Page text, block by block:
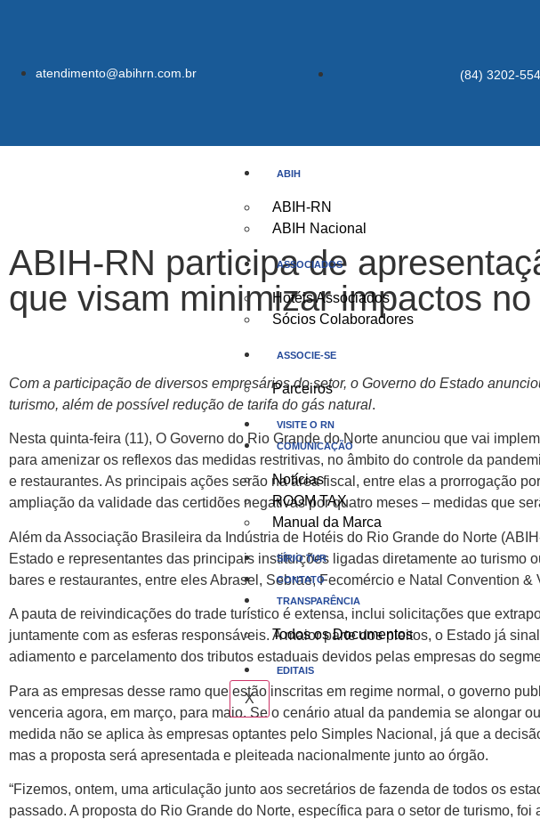
atendimento@abihrn.com.br (84) 3202-
ABIH
ABIH-RN
ABIH Nacional
ASSOCIADOS
Hotéis Associados
Sócios Colaboradores
ASSOCIE-SE
Parceiros
VISITE O RN
COMUNICAÇÃO
Notícias
ROOM TAX
Manual da Marca
SÍRIO TUR
CONTATO
TRANSPARÊNCIA
Todos os Documentos
EDITAIS
X
ABIH-RN participa de
que visam minimizar impactos
Com a participação de diversos empresários do setor, o Governo do Estado
turismo, além de possível redução de tarifa do gás natural.
Nesta quinta-feira (11), O Governo do Rio Grande do Norte anunciou que vai
para amenizar os reflexos das medidas restritivas, no âmbito do controle da
e restaurantes. As principais ações serão na área fiscal, entre elas a prorrogação
ampliação da validade das certidões negativas por quatro meses – medidas que
Além da Associação Brasileira da Indústria de Hotéis do Rio Grande do Norte
Estado e representantes das principais instituições ligadas diretamente ao
bares e restaurantes, entre eles Abrasel, Sebrae, Fecomércio e Natal Convention &
A pauta de reivindicações do trade turístico é extensa, inclui solicitações que
juntamente com as esferas responsáveis. A maior parte dos pleitos, o Estado já
adiamento e parcelamento dos tributos estaduais devidos pelas empresas do
Para as empresas desse ramo que estão inscritas em regime normal, o governo
venceria agora, em março, para maio. Se o cenário atual da pandemia se alongar
medida não se aplica às empresas optantes pelo Simples Nacional, já que a
mas a proposta será apresentada e pleiteada nacionalmente junto ao órgão.
“Fizemos, ontem, uma articulação junto aos secretários de fazenda de todos os
passado. A proposta do Rio Grande do Norte, específica para o setor de turismo,